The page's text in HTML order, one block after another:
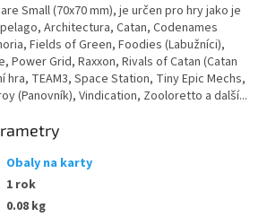
Small (70x70 mm), je určen pro hry jako je
Architectura, Catan, Codenames
Fields of Green, Foodies (Labužníci),
Power Grid, Raxxon, Rivals of Catan (Catan
hra, TEAM3, Space Station, Tiny Epic Mechs,
(Panovník), Vindication, Zooloretto a další...
Obaly na karty
1 rok
0.08 kg